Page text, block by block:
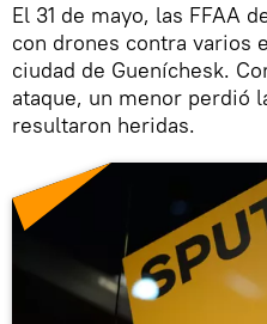
El 31 de mayo, las FFAA
con drones contra varios
ciudad de Gueníchesk.
ataque, un menor perdió
resultaron heridas.